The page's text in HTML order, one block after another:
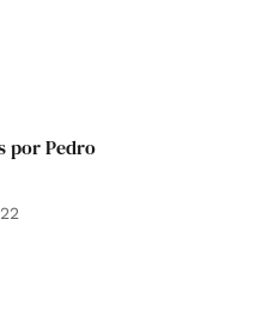
por Pedro